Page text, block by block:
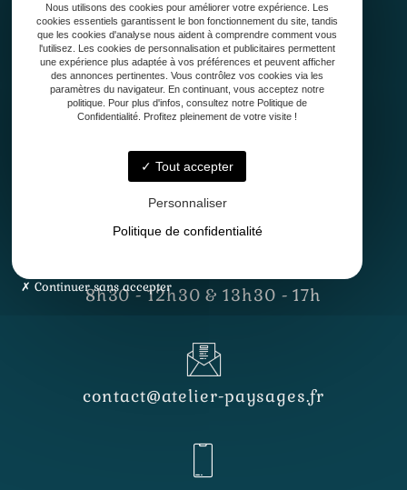
Entretien de jardin
Contact
33127 Saint-Jean-d'Illac
8h30 - 12h30 & 13h30 - 17h
contact@atelier-paysages.fr
Nous utilisons des cookies pour améliorer votre expérience. Les
cookies essentiels garantissent le bon fonctionnement du site, tandis
que les cookies d'analyse nous aident à comprendre comment vous
l'utilisez. Les cookies de personnalisation et publicitaires permettent
une expérience plus adaptée à vos préférences et peuvent afficher
des annonces pertinentes. Vous contrôlez vos cookies via les
paramètres du navigateur. En continuant, vous acceptez notre
politique. Pour plus d'infos, consultez notre Politique de
Confidentialité. Profitez pleinement de votre visite !
Tout accepter
Personnaliser
Politique de confidentialité
Continuer sans accepter